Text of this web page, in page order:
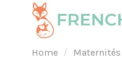
Home